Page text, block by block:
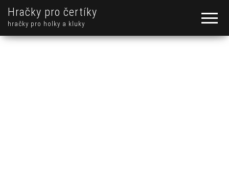
Hračky pro čertíky
hračky pro holky a kluky